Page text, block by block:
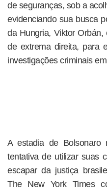
de seguranças, sob a
evidenciando sua busca
da Hungria, Viktor
de extrema direita, para
investigações criminais
A estadia de Bolsonaro
tentativa de utilizar suas
escapar da justiça
The New York Times